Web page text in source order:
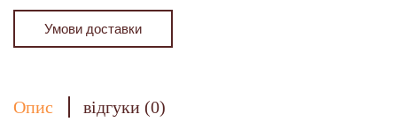
Умови доставки
Опис відгуки (0)